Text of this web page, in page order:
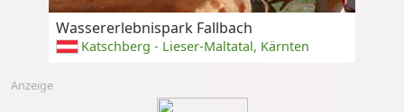
Wassererlebnispark Fallbach
Katschberg - Lieser-Maltatal, Kärnten
Anzeige